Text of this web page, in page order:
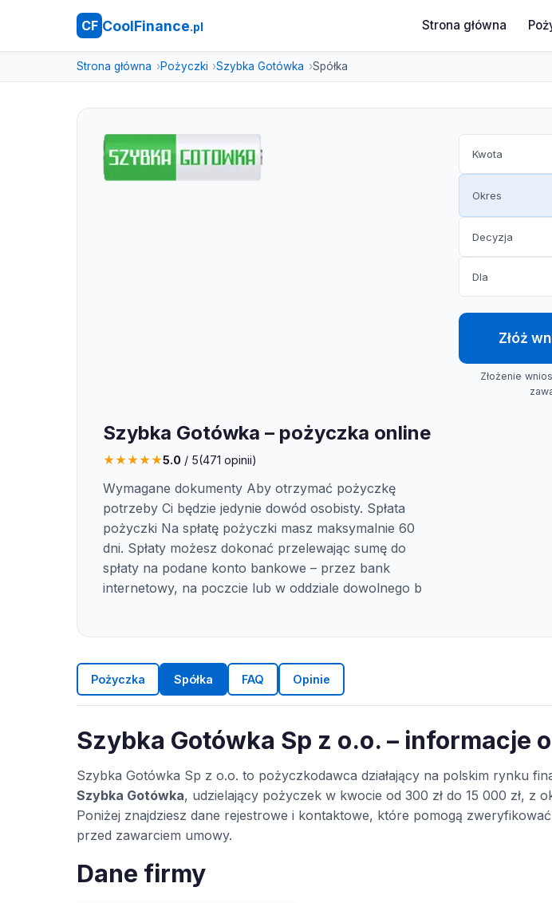
CF CoolFinance.pl Strona główna
Strona główna Pożyczki Szybka Gotówka Spółka
Szybka Gotówka – pożyczka online
★★★★★5.0 / 5(471 opinii)
Wymagane dokumenty Aby otrzymać pożyczkę
potrzeby Ci będzie jedynie dowód osobisty. Spłata
pożyczki Na spłatę pożyczki masz maksymalnie 60
dni. Spłaty możesz dokonać przelewając sumę do
spłaty na podane konto bankowe – przez bank
internetowy, na poczcie lub w oddziale dowolnego b
Kwota
Okres
Decyzja
Dla
Złóż
Złożenie
Pożyczka Spółka FAQ Opinie
Szybka Gotówka Sp z o.o. – informacje
Szybka Gotówka Sp z o.o. to pożyczkodawca działający na polskim rynku
Szybka Gotówka, udzielający pożyczek w kwocie od 300 zł do 15 000 zł, z
Poniżej znajdziesz dane rejestrowe i kontaktowe, które pomogą
przed zawarciem umowy.
Dane firmy